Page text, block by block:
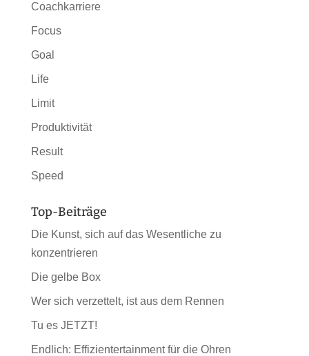
Coachkarriere
Focus
Goal
Life
Limit
Produktivität
Result
Speed
Top-Beiträge
Die Kunst, sich auf das Wesentliche zu
konzentrieren
Die gelbe Box
Wer sich verzettelt, ist aus dem Rennen
Tu es JETZT!
Endlich: Effizientertainment für die Ohren